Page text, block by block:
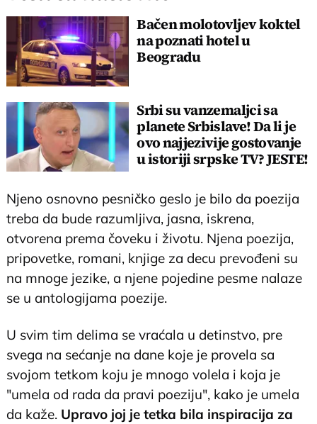
Bačen molotovljev koktel
na poznati hotel u
Beogradu
Srbi su vanzemaljci sa
planete Srbislave! Da li je
ovo najjezivije gostovanje
u istoriji srpske TV? JESTE!
Njeno osnovno pesničko geslo je bilo da poezija
treba da bude razumljiva, jasna, iskrena,
otvorena prema čoveku i životu. Njena poezija,
pripovetke, romani, knjige za decu prevođeni su
na mnoge jezike, a njene pojedine pesme nalaze
se u antologijama poezije.
U svim tim delima se vraćala u detinstvo, pre
svega na sećanje na dane koje je provela sa
svojom tetkom koju je mnogo volela i koja je
"umela od rada da pravi poeziju", kako je umela
da kaže. Upravo joj je tetka bila inspiracija za